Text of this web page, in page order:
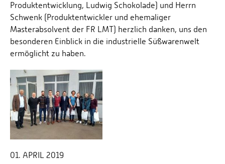
Produktentwicklung, Ludwig Schokolade) und Herrn
Schwenk (Produktentwickler und ehemaliger
Masterabsolvent der FR LMT) herzlich danken, uns den
besonderen Einblick in die industrielle Süßwarenwelt
ermöglicht zu haben.
01. APRIL 2019